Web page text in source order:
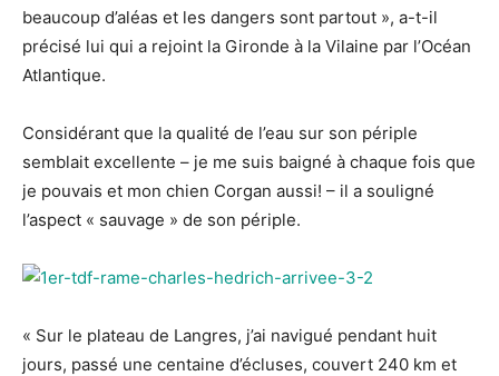
beaucoup d’aléas et les dangers sont partout », a-t-il
précisé lui qui a rejoint la Gironde à la Vilaine par l’Océan
Atlantique.
Considérant que la qualité de l’eau sur son périple
semblait excellente – je me suis baigné à chaque fois que
je pouvais et mon chien Corgan aussi! – il a souligné
l’aspect « sauvage » de son périple.
« Sur le plateau de Langres, j’ai navigué pendant huit
jours, passé une centaine d’écluses, couvert 240 km et